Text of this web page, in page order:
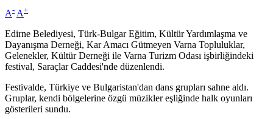
A- A+
Edirne Belediyesi, Türk-Bulgar Eğitim, Kültür Yardımlaşma ve
Dayanışma Derneği, Kar Amacı Gütmeyen Varna Topluluklar,
Gelenekler, Kültür Derneği ile Varna Turizm Odası işbirliğindeki
festival, Saraçlar Caddesi'nde düzenlendi.
Festivalde, Türkiye ve Bulgaristan'dan dans grupları sahne aldı.
Gruplar, kendi bölgelerine özgü müzikler eşliğinde halk oyunları
gösterileri sundu.